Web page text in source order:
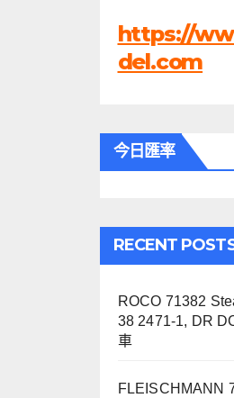
https://
del.com
今日匯率
RECENT
ROCO 71382
38 2471-1, DR
車
FLEISCHMANN